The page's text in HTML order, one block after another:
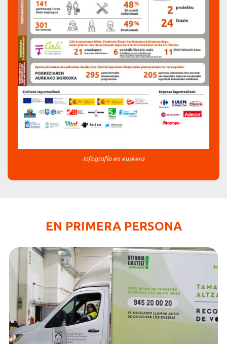
Infografía en euskera
EN PRIMERA PERSONA